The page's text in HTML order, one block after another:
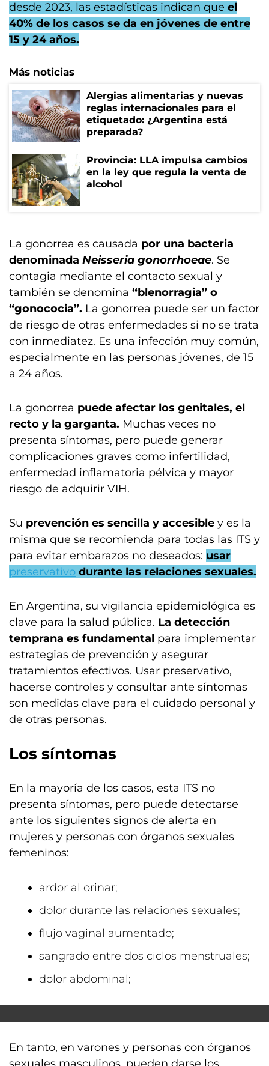
desde 2023, las estadísticas indican que el
40% de los casos se da en jóvenes de entre
15 y 24 años.
Más noticias
Alergias alimentarias y nuevas
reglas internacionales para el
etiquetado: ¿Argentina está
preparada?
Provincia: LLA impulsa cambios
en la ley que regula la venta de
alcohol
La gonorrea es causada por una bacteria
denominada Neisseria gonorrhoeae. Se
contagia mediante el contacto sexual y
también se denomina “blenorragia” o
“gonococia”. La gonorrea puede ser un factor
de riesgo de otras enfermedades si no se trata
con inmediatez. Es una infección muy común,
especialmente en las personas jóvenes, de 15
a 24 años.
La gonorrea puede afectar los genitales, el
recto y la garganta. Muchas veces no
presenta síntomas, pero puede generar
complicaciones graves como infertilidad,
enfermedad inflamatoria pélvica y mayor
riesgo de adquirir VIH.
Su prevención es sencilla y accesible y es la
misma que se recomienda para todas las ITS y
para evitar embarazos no deseados: usar
preservativo durante las relaciones sexuales.
En Argentina, su vigilancia epidemiológica es
clave para la salud pública. La detección
temprana es fundamental para implementar
estrategias de prevención y asegurar
tratamientos efectivos. Usar preservativo,
hacerse controles y consultar ante síntomas
son medidas clave para el cuidado personal y
de otras personas.
Los síntomas
En la mayoría de los casos, esta ITS no
presenta síntomas, pero puede detectarse
ante los siguientes signos de alerta en
mujeres y personas con órganos sexuales
femeninos:
ardor al orinar;
dolor durante las relaciones sexuales;
flujo vaginal aumentado;
sangrado entre dos ciclos menstruales;
dolor abdominal;
En tanto, en varones y personas con órganos